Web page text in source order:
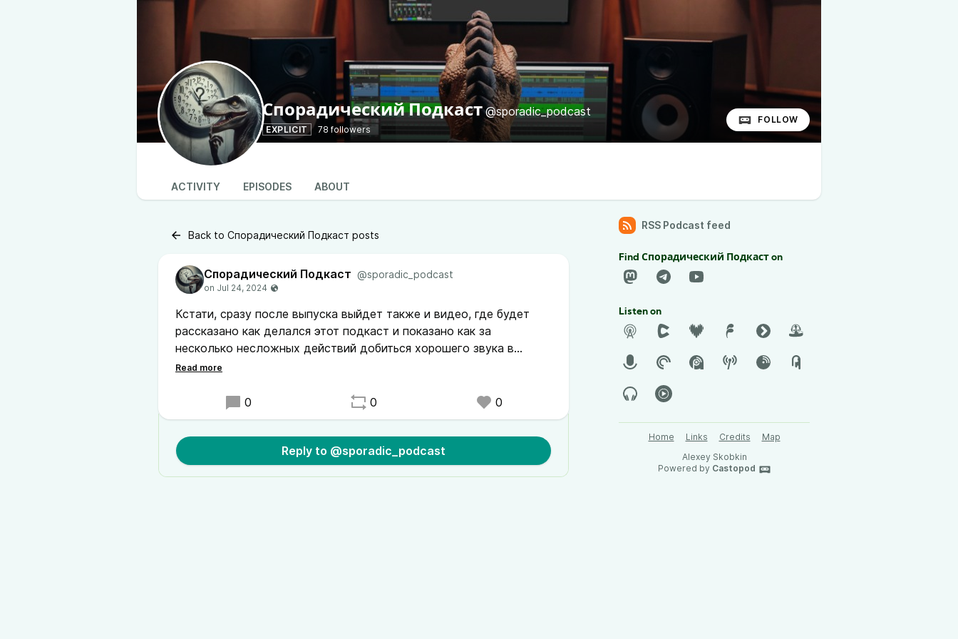
Спорадический Подкаст @sporadic_podcast
EXPLICIT 78 followers
FOLLOW
ACTIVITY EPISODES ABOUT
Back to Спорадический Подкаст posts
Спорадический Подкаст @sporadic_podcast
Кстати, сразу после выпуска выйдет также и видео, где будет
рассказано как делался этот подкаст и показано как за
несколько несложных действий добиться хорошего звука в
подкасте.
0 0 0
Reply to @sporadic_podcast
RSS Podcast feed
Find Спорадический Подкаст on
Listen on
Home Links Credits
Map
Alexey Skobkin
Powered by Castopod